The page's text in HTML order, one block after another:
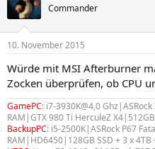
Commander
10. November 2015
Würde mit MSI Afterburner
Zocken überprüfen, ob CPU
GamePC: i7-3930K@4,0
RAM|GTX 980 Ti HerculeZ
BackupPC: i5-2500K|ASRock P67
RAM|HD6450|128GB SSD + 3 x 4TB